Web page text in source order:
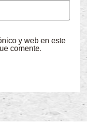
y web en este
comente.